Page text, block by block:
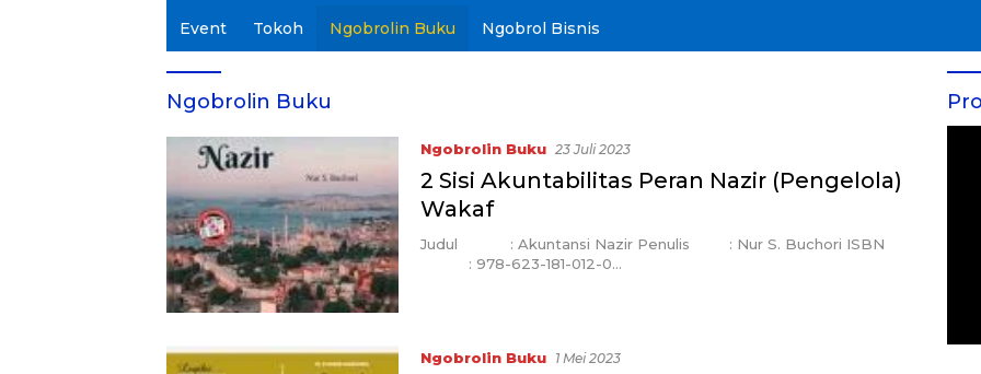
Event Tokoh Ngobrolin Buku Ngobrol Bisnis
Ngobrolin Buku
Ngobrolin Buku 23 Juli 2023
2 Sisi Akuntabilitas Peran Nazir (Pengelola)
Wakaf
Judul : Akuntansi Nazir Penulis : Nur S. Buchori ISBN
: 978-623-181-012-0…
Ngobrolin Buku 1 Mei 2023